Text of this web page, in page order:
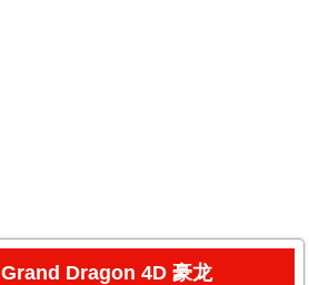
Grand Dragon 4D 豪龙